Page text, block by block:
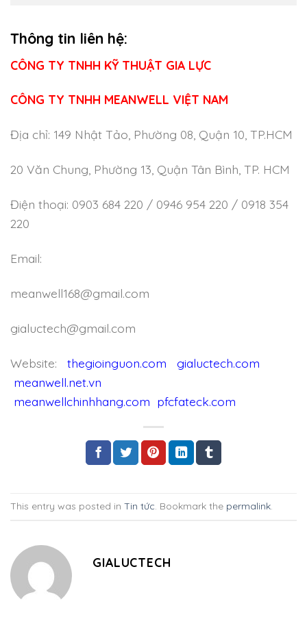
Thông tin liên hệ:
CÔNG TY TNHH KỸ THUẬT GIA LỰC
CÔNG TY TNHH MEANWELL VIỆT NAM
Địa chỉ: 149 Nhật Tảo, Phường 08, Quận 10, TP.HCM
20 Văn Chung, Phường 13, Quận Tân Bình, TP. HCM
Điện thoại: 0903 684 220 / 0946 954 220 / 0918 354
220
Email:
meanwell168@gmail.com
gialuctech@gmail.com
Website: thegioinguon.com
gialuctech.com
meanwell.net.vn
meanwellchinhhang.com pfcfateck.com
This entry was posted in Tin tức. Bookmark the permalink.
GIALUCTECH